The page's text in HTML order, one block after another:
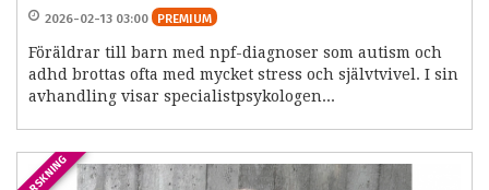
2026-02-13 03:00 PREMIUM
Föräldrar till barn med npf-diagnoser som autism och
adhd brottas ofta med mycket stress och självtvivel. I sin
avhandling visar specialistpsykologen...
FORSKNING